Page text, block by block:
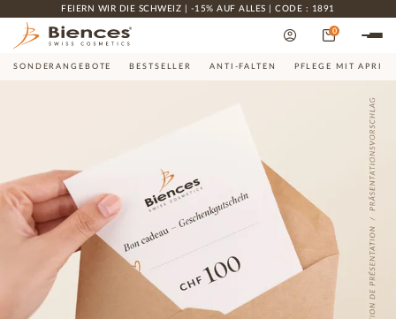
FEIERN WIR DIE SCHWEIZ | -15% AUF ALLES | CODE : 1891
0
SONDERANGEBOTE BESTSELLER ANTI-FALTEN PFLEGE MIT